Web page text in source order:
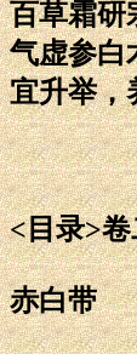
百草霜研
气虚参白
宜升举，
<目录>卷
赤白带